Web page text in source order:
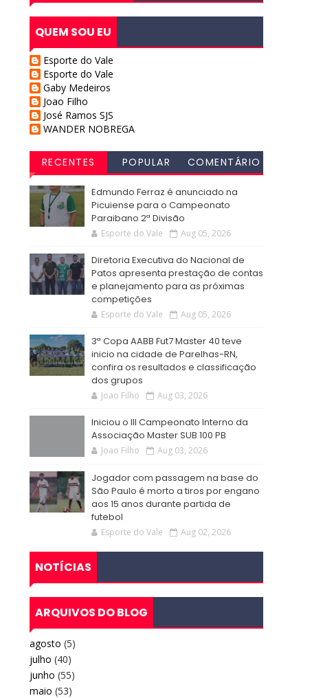
QUEM SOU EU
Esporte do Vale
Esporte do Vale
Gaby Medeiros
Joao Filho
José Ramos SJS
WANDER NOBREGA
RECENTES POPULAR
COMENTÁRIO
Edmundo Ferraz é anunciado na
Picuiense para o Campeonato
Paraibano 2ª Divisão
Esporte do Vale Aug 05, 2026
Diretoria Executiva do Nacional de
Patos apresenta prestação de contas
e planejamento para as próximas
competições
Esporte do Vale Aug 05, 2026
3ª Copa AABB Fut7 Master 40 teve
inicio na cidade de Parelhas-RN,
confira os resultados e classificação
dos grupos
Joao Filho Aug 03, 2026
Iniciou o III Campeonato Interno da
Associação Master SUB 100 PB
Joao Filho Aug 03, 2026
Jogador com passagem na base do
São Paulo é morto a tiros por engano
aos 15 anos durante partida de
futebol
Esporte do Vale Aug 02, 2026
NOTÍCIAS
ARQUIVOS DO BLOG
agosto (5)
julho (40)
junho (55)
maio (53)